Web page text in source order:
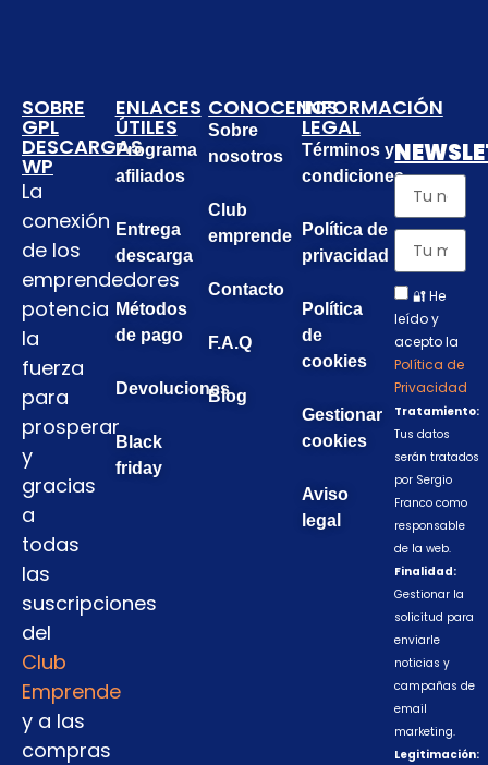
SOBRE
GPL
DESCARGAS
WP
La
conexión
de los
emprendedores
potencia
la
fuerza
para
prosperar
y
gracias
a
todas
las
suscripciones
del
Club
Emprende
y a las
compras
ENLACES
ÚTILES
Programa
afiliados
Entrega
descarga
Métodos
de pago
Devoluciones
Black
friday
CONOCENOS
Sobre
nosotros
Club
emprende
Contacto
F.A.Q
Blog
INFORMACIÓN
LEGAL
Términos y
condiciones
Política de
privacidad
Política
de
cookies
Gestionar
cookies
Aviso
legal
🔐 He
leído y
acepto la
Política de
Privacidad
Tratamiento:
Tus datos
serán tratados
por Sergio
Franco como
responsable
de la web.
Finalidad:
Gestionar la
solicitud para
enviarle
noticias y
campañas de
email
marketing.
Legitimación: